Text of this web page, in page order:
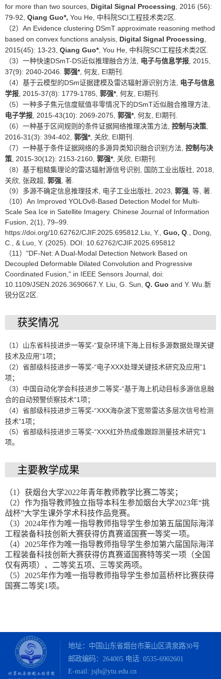
for more than two sources, Digital Signal Processing , 2016 (56):
79-92, Qiang Guo*, You He, 中科院SCI工程技术类2区.
（2）An Evidence clustering DSmT approximate reasoning method
based on convex functions analysis, Digital Signal Processing
2015(45): 13-23, Qiang Guo*, You He, 中科院SCI工程技术类2区.
（3）一种快速DSmT-DS近似推理融合方法,
电子与信息学报, 2015,
37(9): 2040-2046. 郭强*, 何友, EI期刊.
（4）基于云模型的DSm证据建模及雷达辐射源识别方法,
电子与信息
学报, 2015-37(8): 1779-1785, 郭强*, 何友, EI期刊.
（5）一种多子焦元信度赋值非零情况下的DSmT近似融合推理方法,
电子学报, 2015-43(10): 2069-2075, 郭强*, 何友, EI期刊.
（6）一种基于区间规则的条件证据网络推理决策方法, 控制与决策,
2016-31(3): 394-402, 郭强*, 关欣, EI期刊.
（7）一种基于条件证据网络的多源异类知识融合识别方法, 控制与决
策, 2015-30(12): 2153-2160, 郭强*, 关欣, EI期刊.
（8）基于粗糙集理论的雷达辐射源信号识别, 国防工业出版社, 2018,
关欣, 张政超, 郭强, 著.
（9）多源不确定信息推理技术, 电子工业出版社, 2023, 郭强, 等, 著.
（10）An Improved YOLOv8-Based Detection Model for Multi-
Scale Sea Ice in Satellite Imagery. Chinese Journal of Information
Fusion, 2(1), 79–99.
https://doi.org/10.62762/CJIF.2025.695812.Liu , Y., Guo, Q., Dong,
C., & Luo, Y. (2025). DOI: 10.62762/CJIF.2025.695812
（11）"DF-Net: A Dual-Modal Detection Network Based on
Decoupled Deformable Dilated Convolution and Progressive
Coordinated Fusion," in IEEE Sensors Journal, doi:
10.1109/JSEN.2026.3690667.Y. Liu, G. Sun, Q. Guo and Y. Wu.新
锐分区2区.
获奖情况
（1）山东省科技进步一等奖-“复杂环境下海上目标多源数据处理关键
技术及应用”1项；
（2）省部级科技进步一等奖-“电子XXX处理关键技术研究及应用”1
项；
（3）中国自动化学会科技进步二等奖-“基于海上机动目标多源信息融
合的自动预警侦察技术”1项；
（4）省部级科技进步三等奖-“XXX海杂波下宽带雷达多层次信号检测
技术”1项；
（5）省部级科技进步三等奖-“XXX红外热成像跟踪测量技术研究”1
项。
主要教学成果
（1）获烟台大学2022年青年教师教学比赛二等奖；
（2）作为指导教师独立指导本科生参加烟台大学2023年“挑
战杯”大学生课外学术科技作品竞赛。
（3）2024年作为唯一指导教师指导学生参加第五届国际海洋
工程装备科技创新大赛获得仿真赛道国赛一等奖一项。
（4）2025年作为唯一指导教师指导学生参加第六届国际海洋
工程装备科技创新大赛获得仿真赛道国赛特等奖一项（全国
仅有两项）、二等奖五项、三等奖两项。
（5）2025年作为唯一指导教师指导学生参加蓝桥杯比赛获得
国赛二等奖1项。
地址：中国山东省烟台市莱山区清泉路30号
邮政编码：264005 电话: 0535-6902601
E-mail: jsjb@ytu.edu.cn